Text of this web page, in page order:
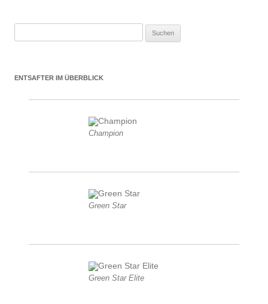
ENTSAFTER IM ÜBERBLICK
Champion
Green Star
Green Star Elite